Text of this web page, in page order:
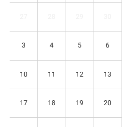
3 4 5 6
10 11 12 13
17 18 19 20